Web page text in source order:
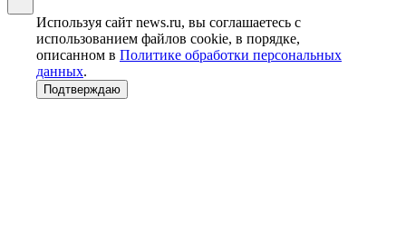
Используя сайт news.ru, вы соглашаетесь с
использованием файлов cookie, в порядке,
описанном в Политике обработки персональных
данных.
Подтверждаю